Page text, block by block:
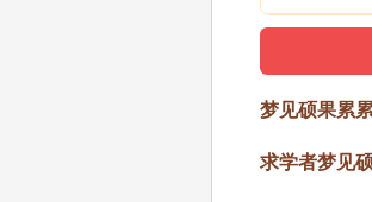
梦见硕果累
求学者梦见